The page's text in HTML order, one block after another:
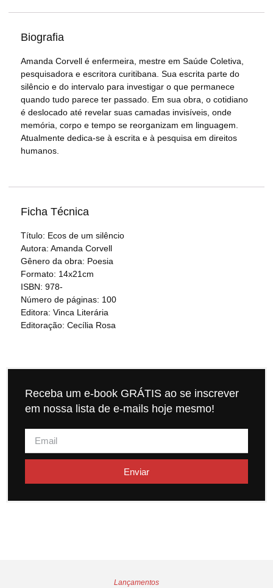
Biografia
Amanda Corvell é enfermeira, mestre em Saúde Coletiva,
pesquisadora e escritora curitibana. Sua escrita parte do
silêncio e do intervalo para investigar o que permanece
quando tudo parece ter passado. Em sua obra, o cotidiano
é deslocado até revelar suas camadas invisíveis, onde
memória, corpo e tempo se reorganizam em linguagem.
Atualmente dedica-se à escrita e à pesquisa em direitos
humanos.
Ficha Técnica
Título: Ecos de um silêncio
Autora: Amanda Corvell
Gênero da obra: Poesia
Formato: 14x21cm
ISBN: 978-
Número de páginas: 100
Editora: Vinca Literária
Editoração: Cecília Rosa
Receba um e-book GRÁTIS ao se inscrever
em nossa lista de e-mails hoje mesmo!
Enviar
Lançamentos